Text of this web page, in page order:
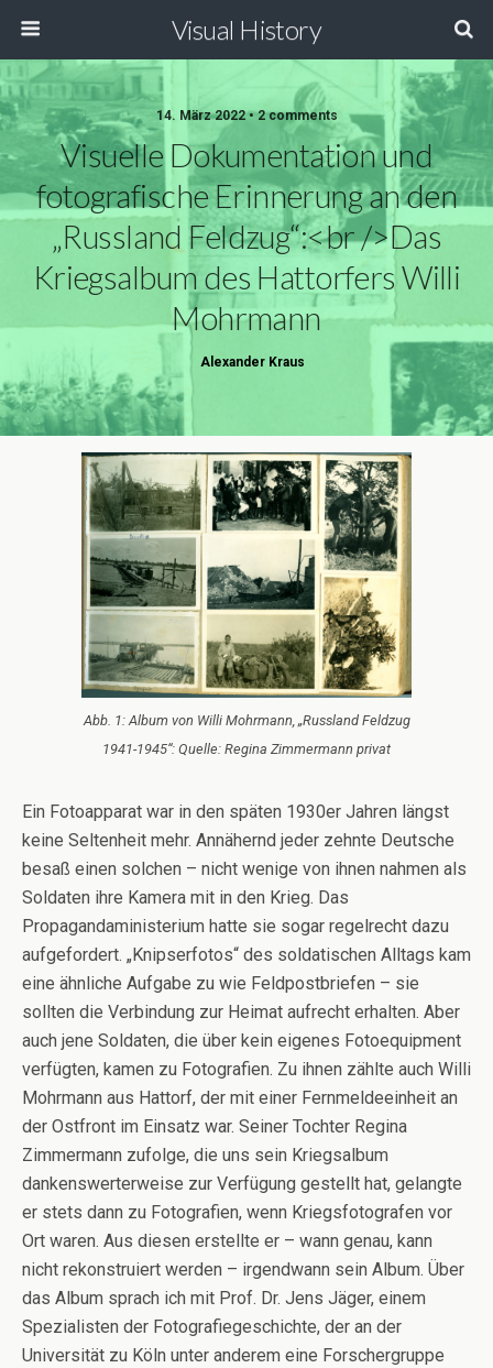
Visual History
14. März 2022 • 2 comments
Visuelle Dokumentation und
fotografische Erinnerung an den
„Russland Feldzug“:<br />Das
Kriegsalbum des Hattorfers Willi
Mohrmann
Alexander Kraus
Abb. 1: Album von Willi Mohrmann, „Russland Feldzug
1941-1945“: Quelle: Regina Zimmermann privat
Ein Fotoapparat war in den späten 1930er Jahren längst
keine Seltenheit mehr. Annähernd jeder zehnte Deutsche
besaß einen solchen – nicht wenige von ihnen nahmen als
Soldaten ihre Kamera mit in den Krieg. Das
Propagandaministerium hatte sie sogar regelrecht dazu
aufgefordert. „Knipserfotos“ des soldatischen Alltags kam
eine ähnliche Aufgabe zu wie Feldpostbriefen – sie
sollten die Verbindung zur Heimat aufrecht erhalten. Aber
auch jene Soldaten, die über kein eigenes Fotoequipment
verfügten, kamen zu Fotografien. Zu ihnen zählte auch Willi
Mohrmann aus Hattorf, der mit einer Fernmeldeeinheit an
der Ostfront im Einsatz war. Seiner Tochter Regina
Zimmermann zufolge, die uns sein Kriegsalbum
dankenswerterweise zur Verfügung gestellt hat, gelangte
er stets dann zu Fotografien, wenn Kriegsfotografen vor
Ort waren. Aus diesen erstellte er – wann genau, kann
nicht rekonstruiert werden – irgendwann sein Album. Über
das Album sprach ich mit Prof. Dr. Jens Jäger, einem
Spezialisten der Fotografiegeschichte, der an der
Universität zu Köln unter anderem eine Forschergruppe